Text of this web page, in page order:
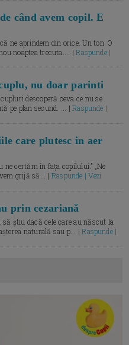
când avem copil. E
ne aprindem din orice. Un ton. O
noaptea trecuta.... |Raspunde |
nu doar parinti
descoperă ceva ce nu se
pe plan secund. ... |Raspunde |
care plutesc in aer
ne certăm în fața copilului.” „Ne
grijă să... | Raspunde | Vezi
prin cezariană
știu dacă cele care au născut la
naturală sau p... |Raspunde |